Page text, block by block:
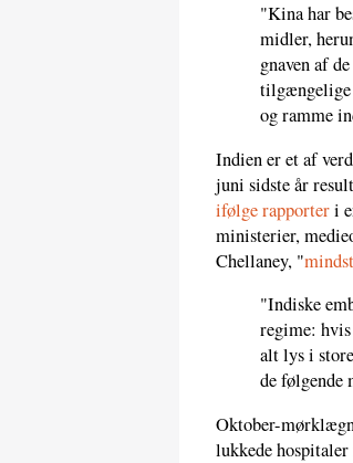
"Kina har
midler,
gnaven af
tilgængelige
og ramme
Indien er et af
juni sidste år
ifølge rapporteri
ministerier,
Chellaney, "
"Indiske
regime:
alt lys i
de følgende
Oktober-
lukkede hospitaler